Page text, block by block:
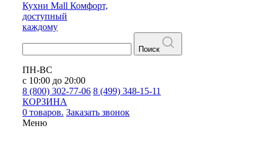
Кухни Mall Комфорт,
доступный
каждому
Поиск
ПН-ВС
с 10:00 до 20:00
8 (800) 302-77-06 8 (499) 348-15-11
КОРЗИНА
0 товаров. Заказать звонок
Меню